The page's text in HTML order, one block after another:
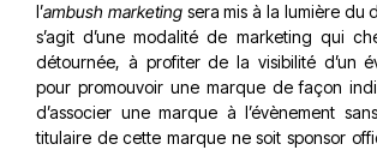
l’ambush marketingsera mis à la lumière du
s’agit d’une modalité de marketing qui
détournée, à profiter de la visibilité d’un
pour promouvoir une marque de façon
d’associer une marque à l’évènement
titulaire de cette marque ne soit sponsor